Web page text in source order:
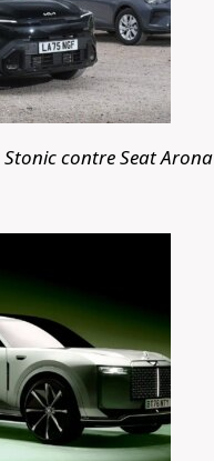
contre Seat Arona